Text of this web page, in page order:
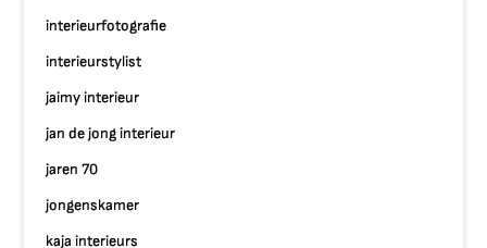
interieurfotografie
interieurstylist
jaimy interieur
jan de jong interieur
jaren 70
jongenskamer
kaja interieurs